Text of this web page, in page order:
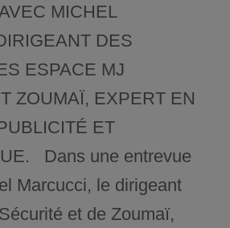
MICHEL
DES
ESPACE MJ
ZOUMAÏ, EXPERT EN
ET
Dans une entrevue
Marcucci, le dirigeant
et de Zoumaï,